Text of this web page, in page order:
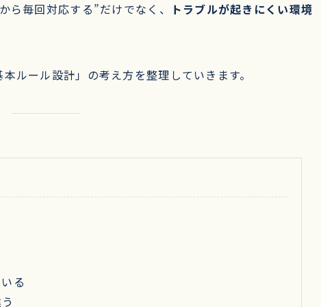
毎回対応する”だけでなく、
トラブルが起きにくい環境
ルール設計」の考え方を整理していきます。
る